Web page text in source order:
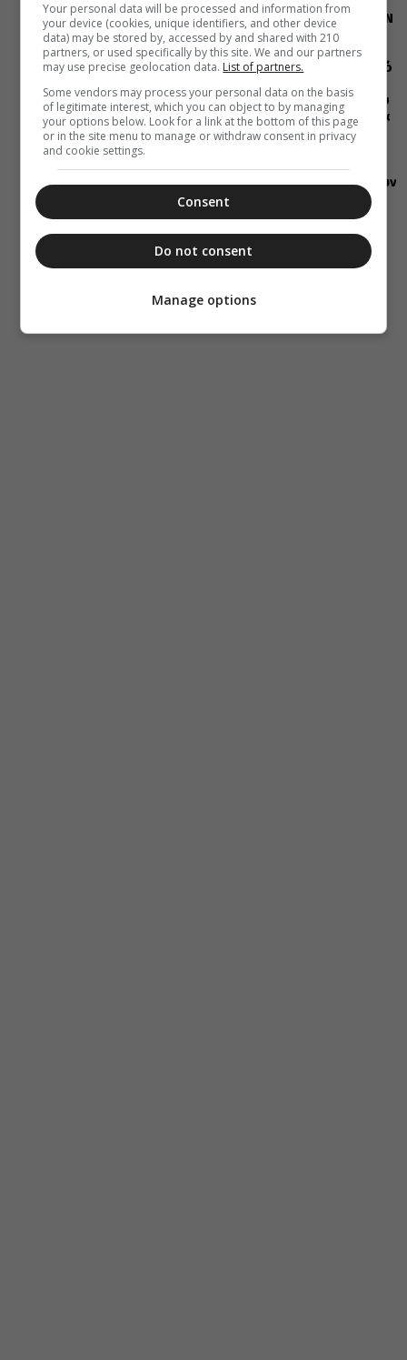
Η LEROY MERLIN
στηρίζει τον
Ελληνικό
Ερυθρό Σταυρό
επιχειρησιακού
εξοπλισμού για
την
καταστροφικών
Your personal data will be processed and information from
your device (cookies, unique identifiers, and other device
data) may be stored by, accessed by and shared with 210
partners, or used specifically by this site. We and our partners
may use precise geolocation data. List of partners.
Some vendors may process your personal data on the basis
of legitimate interest, which you can object to by managing
your options below. Look for a link at the bottom of this page
or in the site menu to manage or withdraw consent in privacy
and cookie settings.
Consent
Do not consent
Manage options